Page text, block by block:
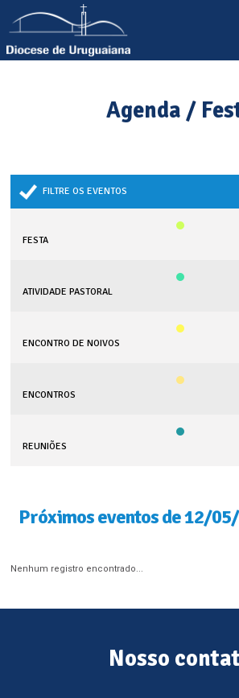
Agenda /
FILTRE OS EVENTOS
FESTA
ATIVIDADE PASTORAL
ENCONTRO DE NOIVOS
ENCONTROS
REUNIÕES
Próximos eventos de 12/
Nenhum registro encontrado...
Nosso